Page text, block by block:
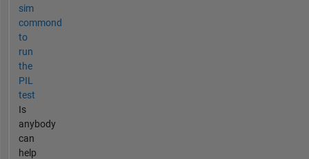
sim
commond
to
run
the
PIL
test
Is
anybody
can
help